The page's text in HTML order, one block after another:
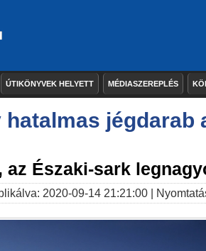
ÚTIKÖNYVEK HELYETT MÉDIASZEREPLÉS
jégdarab
az Északi-sark
2020-09-14 21:21:00 |